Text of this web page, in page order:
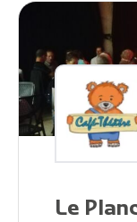
Le